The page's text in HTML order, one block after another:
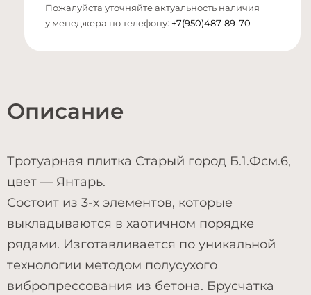
Пожалуйста уточняйте актуальность наличия
у менеджера по телефону: +7(950)487-89-70
Описание
Тротуарная плитка Старый город Б.1.Фсм.6,
цвет — Янтарь.
Состоит из 3-х элементов, которые
выкладываются в хаотичном порядке
рядами. Изготавливается по уникальной
технологии методом полусухого
вибропрессования из бетона. Брусчатка